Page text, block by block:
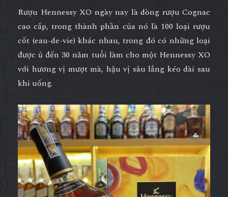
Rượu Hennessy XO ngày nay là dòng rượu Cognac
cao cấp, trong thành phần của nó là 100 loại rượu
cốt (eau-de-vie) khác nhau, trong đó có những loại
được ủ đến 30 năm tuổi làm cho một Hennessy XO
với hương vị mượt mà, hậu vị sâu lắng kéo dài sau
khi uống.